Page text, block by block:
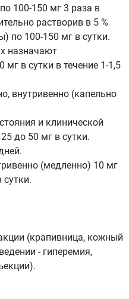
100-150 мг 3 раза в
растворив в 5 %
по 100-150 мг в сутки.
назначают
в сутки в течение 1-1,5
внутривенно (капельно
и клинической
до 50 мг в сутки.
(медленно) 10 мг
сутки.
(крапивница, кожный
- гиперемия,